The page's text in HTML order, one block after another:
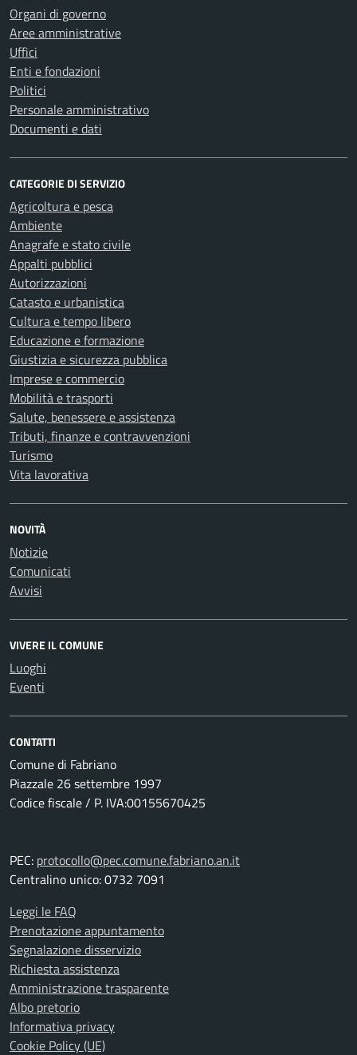
Organi di governo
Aree amministrative
Uffici
Enti e fondazioni
Politici
Personale amministrativo
Documenti e dati
CATEGORIE DI SERVIZIO
Agricoltura e pesca
Ambiente
Anagrafe e stato civile
Appalti pubblici
Autorizzazioni
Catasto e urbanistica
Cultura e tempo libero
Educazione e formazione
Giustizia e sicurezza pubblica
Imprese e commercio
Mobilità e trasporti
Salute, benessere e assistenza
Tributi, finanze e contravvenzioni
Turismo
Vita lavorativa
NOVITÀ
Notizie
Comunicati
Avvisi
VIVERE IL COMUNE
Luoghi
Eventi
CONTATTI
Comune di Fabriano
Piazzale 26 settembre 1997
Codice fiscale / P. IVA:00155670425
PEC: protocollo@pec.comune.fabriano.an.it
Centralino unico: 0732 7091
Leggi le FAQ
Prenotazione appuntamento
Segnalazione disservizio
Richiesta assistenza
Amministrazione trasparente
Albo pretorio
Informativa privacy
Cookie Policy (UE)